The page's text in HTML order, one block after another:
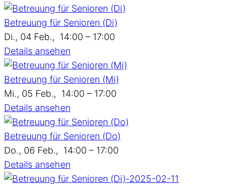
Betreuung für Senioren (Di)
Di., 04 Feb., 14:00 – 17:00
Details ansehen
Betreuung für Senioren (Mi)
Mi., 05 Feb., 14:00 – 17:00
Details ansehen
Betreuung für Senioren (Do)
Do., 06 Feb., 14:00 – 17:00
Details ansehen